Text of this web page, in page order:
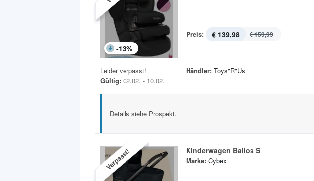
-13%
Preis: € 139,98 € 159,99
Leider verpasst!
Gültig: 02.02. - 10.02.
Händler: Toys"R"Us
Details siehe Prospekt.
Verpasst! Kinderwagen Balios S
Marke: Cybex